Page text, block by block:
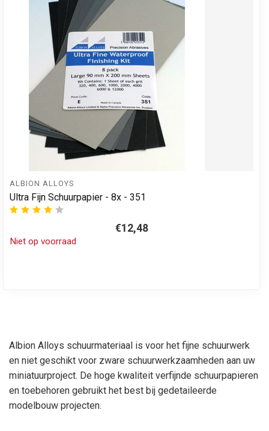
ALBION ALLOYS
Ultra Fijn Schuurpapier - 8x - 351
€12,48
Niet op voorraad
Albion Alloys schuurmateriaal is voor het fijne schuurwerk
en niet geschikt voor zware schuurwerkzaamheden aan uw
miniatuurproject. De hoge kwaliteit verfijnde schuurpapieren
en toebehoren gebruikt het best bij gedetaileerde
modelbouw projecten.